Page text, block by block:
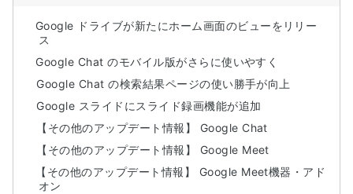
Google ドライブが新たにホーム画面のビューをリリー
ス
Google Chat のモバイル版がさらに使いやすく
Google Chat の検索結果ページの使い勝手が向上
Google スライドにスライド録画機能が追加
【その他のアップデート情報】 Google Chat
【その他のアップデート情報】 Google Meet
【その他のアップデート情報】 Google Meet機器・アド
オン